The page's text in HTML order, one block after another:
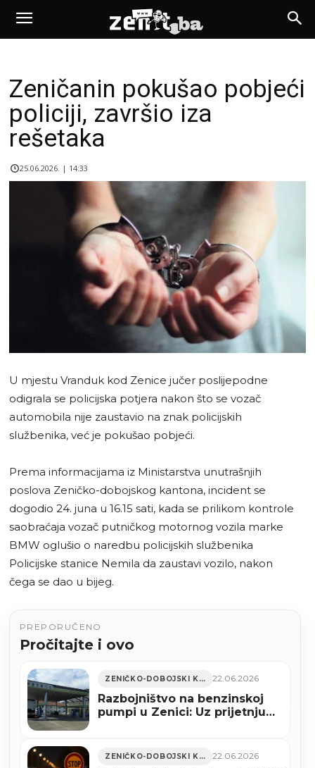
Zeničanin pokušao pobjeći
policiji, završio iza
rešetaka
25.06.2026. | 14:33
U mjestu Vranduk kod Zenice jučer poslijepodne
odigrala se policijska potjera nakon što se vozač
automobila nije zaustavio na znak policijskih
službenika, već je pokušao pobjeći.
Prema informacijama iz Ministarstva unutrašnjih
poslova Zeničko-dobojskog kantona, incident se
dogodio 24. juna u 16.15 sati, kada se prilikom kontrole
saobraćaja vozač putničkog motornog vozila marke
BMW oglušio o naredbu policijskih službenika
Policijske stanice Nemila da zaustavi vozilo, nakon
čega se dao u bijeg.
PREPORUČENO
Pročitajte i ovo
ZENIČKO-DOBOJSKI KANTON 22.06.2026
Razbojništvo na benzinskoj
pumpi u Zenici: Uz prijetnju
ZENIČKO-DOBOJSKI KANTON 22.06.2026